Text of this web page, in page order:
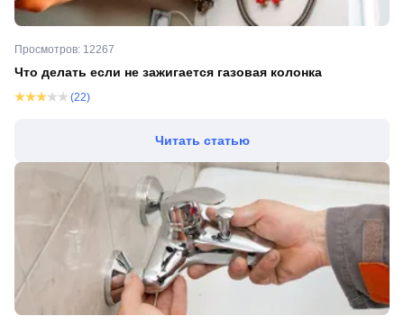
Просмотров: 12267
Что делать если не зажигается газовая колонка
(22)
Читать статью